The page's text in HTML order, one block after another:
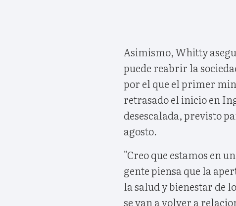
Asimismo, Whitty
puede reabrir la
por el que el primer
retrasado el inicio en
desescalada, previsto
agosto.
"Creo que estamos en
gente piensa que la
la salud y bienestar de
se van a volver a